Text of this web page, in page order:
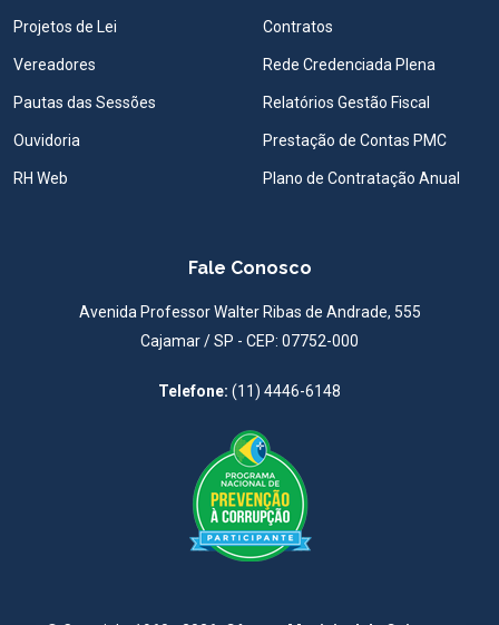
Projetos de Lei
Vereadores
Pautas das Sessões
Ouvidoria
RH Web
Contratos
Rede Credenciada Plena
Relatórios Gestão Fiscal
Prestação de Contas PMC
Plano de Contratação Anual
Fale Conosco
Avenida Professor Walter Ribas de Andrade, 555
Cajamar / SP - CEP: 07752-000
Telefone: (11) 4446-6148